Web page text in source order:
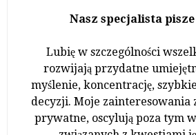
Nasz specjalista pisze
Lubię w szczególności
rozwijają przydatne
myślenie, koncentrację,
decyzji. Moje zainteresowania
prywatne, oscylują poza tym